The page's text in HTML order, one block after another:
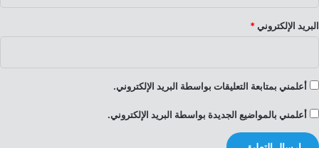
البريد الإلكتروني *
أعلمني بمتابعة التعليقات بواسطة البريد الإلكتروني.
أعلمني بالمواضيع الجديدة بواسطة البريد الإلكتروني.